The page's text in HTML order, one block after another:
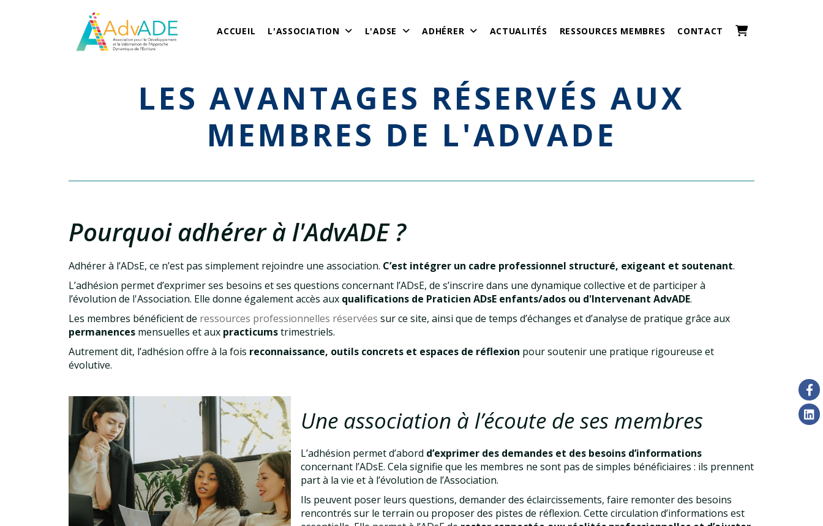
ACCUEIL L'ASSOCIATION L'ADSE ADHÉRER ACTUALITÉS RESSOURCES MEMBRES CONTACT
LES AVANTAGES RÉSERVÉS AUX
MEMBRES DE L'ADVADE
Pourquoi adhérer à l'AdvADE ?
Adhérer à l’ADsE, ce n’est pas simplement rejoindre une association. C’est intégrer un cadre professionnel structuré, exigeant et soutenant.
L’adhésion permet d’exprimer ses besoins et ses questions concernant l’ADsE, de s’inscrire dans une dynamique collective et de participer à
l’évolution de l'Association. Elle donne également accès aux qualifications de Praticien ADsE enfants/ados ou d'Intervenant AdvADE.
Les membres bénéficient de ressources professionnelles réservées sur ce site, ainsi que de temps d’échanges et d’analyse de pratique grâce aux
permanences mensuelles et aux practicumstrimestriels.
Autrement dit, l’adhésion offre à la fois reconnaissance, outils concrets et espaces de réflexion pour soutenir une pratique rigoureuse et
évolutive.
Une association à l’écoute de ses membres
L’adhésion permet d’abord d’exprimer des demandes et des besoins d’informations
concernant l’ADsE. Cela signifie que les membres ne sont pas de simples bénéficiaires : ils prennent
part à la vie et à l’évolution de l’Association.
Ils peuvent poser leurs questions, demander des éclaircissements, faire remonter des besoins
rencontrés sur le terrain ou proposer des pistes de réflexion. Cette circulation d’informations est